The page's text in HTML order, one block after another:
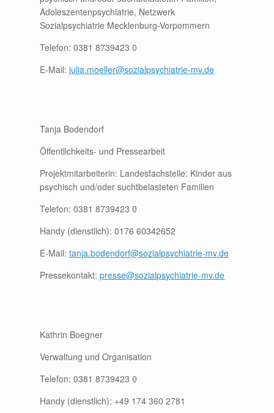
Adoleszentenpsychiatrie, Netzwerk
Sozialpsychiatrie Mecklenburg-Vorpommern
Telefon: 0381 8739423 0
E-Mail:julia.moeller@sozialpsychiatrie-mv.de
Tanja Bodendorf
Öffentlichkeits- und Pressearbeit
Projektmitarbeiterin: Landesfachstelle: Kinder aus
psychisch und/oder suchtbelasteten Familien
Telefon: 0381 8739423 0
Handy (dienstlich): 0176 60342652
E-Mail:tanja.bodendorf@sozialpsychiatrie-mv.de
Pressekontakt:presse@sozialpsychiatrie-mv.de
Kathrin Boegner
Verwaltung und Organisation
Telefon: 0381 8739423 0
Handy (dienstlich): +49 174 360 2781